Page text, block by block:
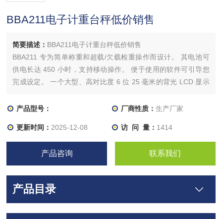
BBA211电子计重台秤低价销售
简要描述： BBA211电子计重台秤低价销售
BBA211 专为简单称重和超载/欠载检重操作而设计。 其电池可
供电长达 450 小时，支持移动操作。 便于使用的软件可引导您
完成设定。 一个大型、高对比度 6 位 25 毫米的背光 LCD 显示
用中显示出易于验证的状态。 耐用的秤台由涂漆钢管结构建造，
产品型号： 厂商性质： 生产厂家
更新时间： 2025-12-08 访 问 量： 1414
产品咨询 联系我们
产品目录